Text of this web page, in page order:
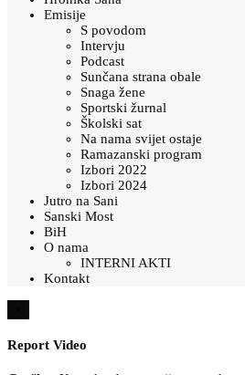
Emisije
S povodom
Intervju
Podcast
Sunčana strana obale
Snaga žene
Sportski žurnal
Školski sat
Na nama svijet ostaje
Ramazanski program
Izbori 2022
Izbori 2024
Jutro na Sani
Sanski Most
BiH
O nama
INTERNI AKTI
Kontakt
Report Video